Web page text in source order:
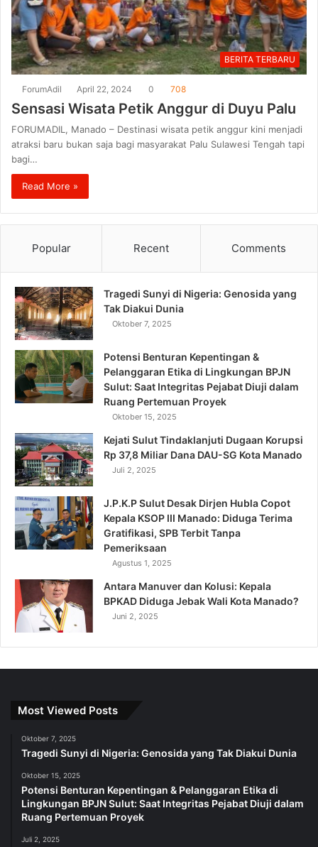
BERITA TERBARU
ForumAdil April 22, 2024 0 708
Sensasi Wisata Petik Anggur di Duyu Palu
FORUMADIL, Manado – Destinasi wisata petik anggur kini menjadi
atraksi baru bukan saja bagi masyarakat Palu Sulawesi Tengah tapi
bagi…
Read More »
Popular Recent Comments
Tragedi Sunyi di Nigeria: Genosida yang
Tak Diakui Dunia
Oktober 7, 2025
Potensi Benturan Kepentingan &
Pelanggaran Etika di Lingkungan BPJN
Sulut: Saat Integritas Pejabat Diuji dalam
Ruang Pertemuan Proyek
Oktober 15, 2025
Kejati Sulut Tindaklanjuti Dugaan Korupsi
Rp 37,8 Miliar Dana DAU-SG Kota Manado
Juli 2, 2025
J.P.K.P Sulut Desak Dirjen Hubla Copot
Kepala KSOP III Manado: Diduga Terima
Gratifikasi, SPB Terbit Tanpa
Pemeriksaan
Agustus 1, 2025
Antara Manuver dan Kolusi: Kepala
BPKAD Diduga Jebak Wali Kota Manado?
Juni 2, 2025
Most Viewed Posts
Oktober 7, 2025
Tragedi Sunyi di Nigeria: Genosida yang Tak Diakui Dunia
Oktober 15, 2025
Potensi Benturan Kepentingan & Pelanggaran Etika di
Lingkungan BPJN Sulut: Saat Integritas Pejabat Diuji dalam
Ruang Pertemuan Proyek
Juli 2, 2025